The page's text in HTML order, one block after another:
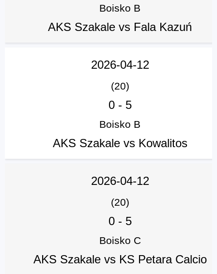
Boisko B
AKS Szakale vs Fala Kazuń
2026-04-12
(20)
0- 5
Boisko B
AKS Szakale vs Kowalitos
2026-04-12
(20)
0- 5
Boisko C
AKS Szakale vs KS Petara Calcio